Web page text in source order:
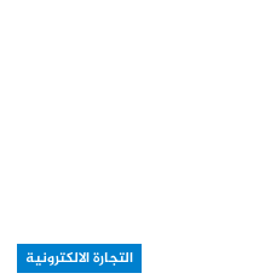
التجارة الالكترونية